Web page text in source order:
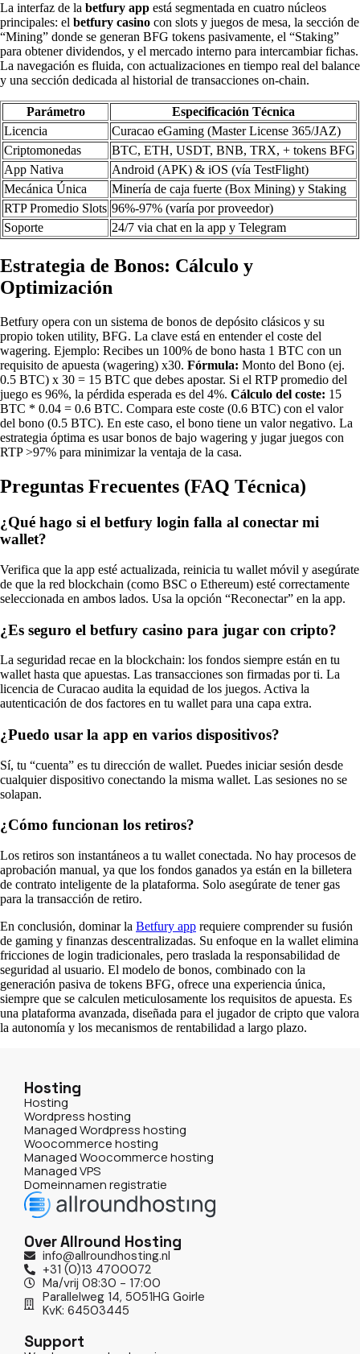
La interfaz de la betfury app está segmentada en cuatro núcleos
principales: el betfury casino con slots y juegos de mesa, la sección de
“Mining” donde se generan BFG tokens pasivamente, el “Staking”
para obtener dividendos, y el mercado interno para intercambiar fichas.
La navegación es fluida, con actualizaciones en tiempo real del balance
y una sección dedicada al historial de transacciones on-chain.
Parámetro
Especificación Técnica
Licencia
Curacao eGaming (Master License 365/JAZ)
Criptomonedas
BTC, ETH, USDT, BNB, TRX, + tokens BFG
App Nativa
Android (APK) & iOS (vía TestFlight)
Mecánica Única
Minería de caja fuerte (Box Mining) y Staking
RTP Promedio Slots 96%-97% (varía por proveedor)
Soporte
24/7 via chat en la app y Telegram
Estrategia de Bonos: Cálculo y
Optimización
Betfury opera con un sistema de bonos de depósito clásicos y su
propio token utility, BFG. La clave está en entender el coste del
wagering. Ejemplo: Recibes un 100% de bono hasta 1 BTC con un
requisito de apuesta (wagering) x30. Fórmula: Monto del Bono (ej.
0.5 BTC) x 30 = 15 BTC que debes apostar. Si el RTP promedio del
juego es 96%, la pérdida esperada es del 4%. Cálculo del coste: 15
BTC * 0.04 = 0.6 BTC. Compara este coste (0.6 BTC) con el valor
del bono (0.5 BTC). En este caso, el bono tiene un valor negativo. La
estrategia óptima es usar bonos de bajo wagering y jugar juegos con
RTP >97% para minimizar la ventaja de la casa.
Preguntas Frecuentes (FAQ Técnica)
¿Qué hago si el betfury login falla al conectar mi
wallet?
Verifica que la app esté actualizada, reinicia tu wallet móvil y asegúrate
de que la red blockchain (como BSC o Ethereum) esté correctamente
seleccionada en ambos lados. Usa la opción “Reconectar” en la app.
¿Es seguro el betfury casino para jugar con cripto?
La seguridad recae en la blockchain: los fondos siempre están en tu
wallet hasta que apuestas. Las transacciones son firmadas por ti. La
licencia de Curacao audita la equidad de los juegos. Activa la
autenticación de dos factores en tu wallet para una capa extra.
¿Puedo usar la app en varios dispositivos?
Sí, tu “cuenta” es tu dirección de wallet. Puedes iniciar sesión desde
cualquier dispositivo conectando la misma wallet. Las sesiones no se
solapan.
¿Cómo funcionan los retiros?
Los retiros son instantáneos a tu wallet conectada. No hay procesos de
aprobación manual, ya que los fondos ganados ya están en la billetera
de contrato inteligente de la plataforma. Solo asegúrate de tener gas
para la transacción de retiro.
En conclusión, dominar la Betfury app requiere comprender su fusión
de gaming y finanzas descentralizadas. Su enfoque en la wallet elimina
fricciones de login tradicionales, pero traslada la responsabilidad de
seguridad al usuario. El modelo de bonos, combinado con la
generación pasiva de tokens BFG, ofrece una experiencia única,
siempre que se calculen meticulosamente los requisitos de apuesta. Es
una plataforma avanzada, diseñada para el jugador de cripto que valora
la autonomía y los mecanismos de rentabilidad a largo plazo.
Hosting
Hosting
Wordpress hosting
Managed Wordpress hosting
Woocommerce hosting
Managed Woocommerce hosting
Managed VPS
Domeinnamen registratie
Over Allround Hosting
info@allroundhosting.nl
+31 (0)13 4700072
Ma/vrij 08:30 - 17:00
Parallelweg 14, 5051HG Goirle
KvK: 64503445
Support